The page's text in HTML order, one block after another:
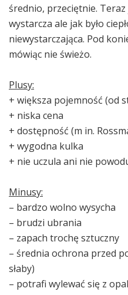
średnio, przeciętnie.
wystarcza ale jak było
niewystarczająca. Pod
mówiąc nie świeżo.
Plusy:
+ większa pojemność (od
+ niska cena
+ dostępność (m in.
+ wygodna kulka
+ nie uczula ani nie
Minusy:
– bardzo wolno wysycha
– brudzi ubrania
– zapach trochę sztuczny
– średnia ochrona przed
słaby)
– potrafi wylewać się z